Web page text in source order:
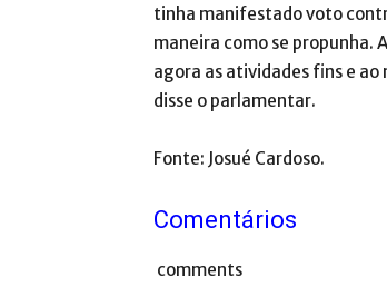
tinha manifestado voto
maneira como se propunha.
agora as atividades fins e
disse o parlamentar.
Fonte: Josué Cardoso.
Comentários
comments